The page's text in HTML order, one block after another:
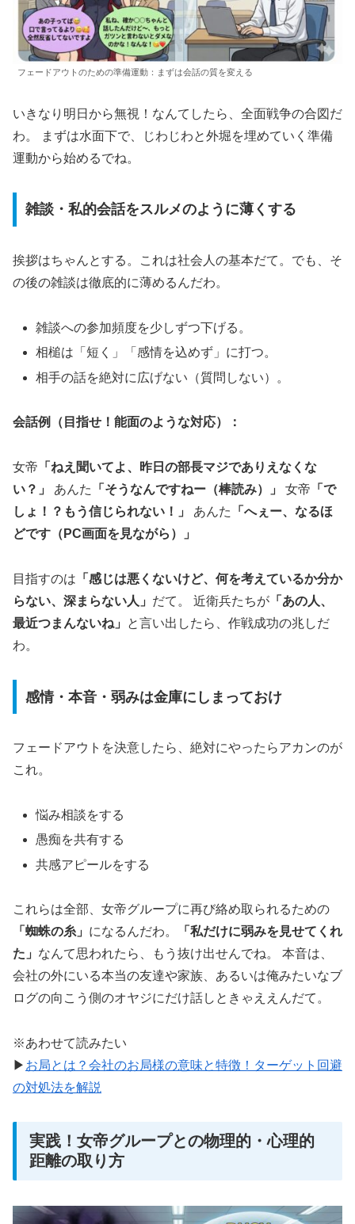
フェードアウトのための準備運動：まずは会話の質を変える
いきなり明日から無視！なんてしたら、全面戦争の合図だ
わ。 まずは水面下で、じわじわと外堀を埋めていく準備
運動から始めるでね。
雑談・私的会話をスルメのように薄くする
挨拶はちゃんとする。これは社会人の基本だて。でも、そ
の後の雑談は徹底的に薄めるんだわ。
雑談への参加頻度を少しずつ下げる。
相槌は「短く」「感情を込めず」に打つ。
相手の話を絶対に広げない（質問しない）。
会話例（目指せ！能面のような対応）：
女帝 「ねえ聞いてよ、昨日の部長マジでありえなくな
い？」
あんた 「そうなんですねー（棒読み）」 女帝 「で
しょ！？もう信じられない！」
あんた
「へぇー、なるほ
どです（PC画面を見ながら）」
目指すのは 「感じは悪くないけど、何を考えているか分か
らない、深まらない人」 だて。 近衛兵たちが 「あの人、
最近つまんないね」
と言い出したら、作戦成功の兆しだ
わ。
感情・本音・弱みは金庫にしまっておけ
フェードアウトを決意したら、絶対にやったらアカンのが
これ。
悩み相談をする
愚痴を共有する
共感アピールをする
これらは全部、女帝グループに再び絡め取られるための
「蜘蛛の糸」 になるんだわ。
「私だけに弱みを見せてくれ
た」 なんて思われたら、もう抜け出せんでね。 本音は、
会社の外にいる本当の友達や家族、あるいは俺みたいなブ
ログの向こう側のオヤジにだけ話しときゃええんだて。
※あわせて読みたい
▶ お局とは？会社のお局様の意味と特徴！ターゲット回避
の対処法を解説
実践！女帝グループとの物理的・心理的
距離の取り方